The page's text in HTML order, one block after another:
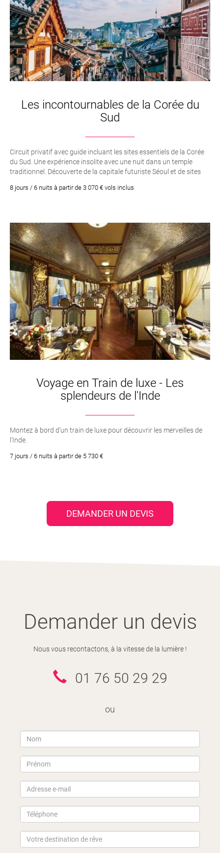
Les incontournables de la Corée du
Sud
Circuit privatif avec guide incluant les sites essentiels de la Corée
du Sud. Une expérience insolite avec une nuit dans un temple
traditionnel. Découverte de la capitale futuriste Séoul et de sites
8 jours / 6 nuits à partir de 3 070 € vols inclus
Voyage en Train de luxe - Les
splendeurs de l'Inde
Montez à bord d’un train de luxe pour découvrir les merveilles de
l’Inde.
7 jours / 6 nuits à partir de 5 730 €
DEMANDER UN DEVIS
Demander un devis
Nous vous recontactons, à la vitesse de la lumière !
01 76 50 29 29
ou